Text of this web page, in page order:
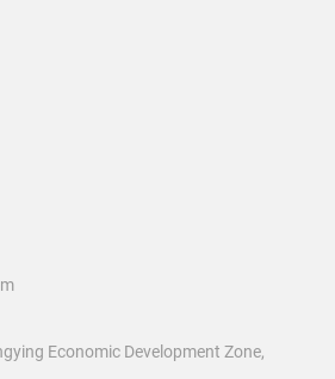
Economic Development Zone,